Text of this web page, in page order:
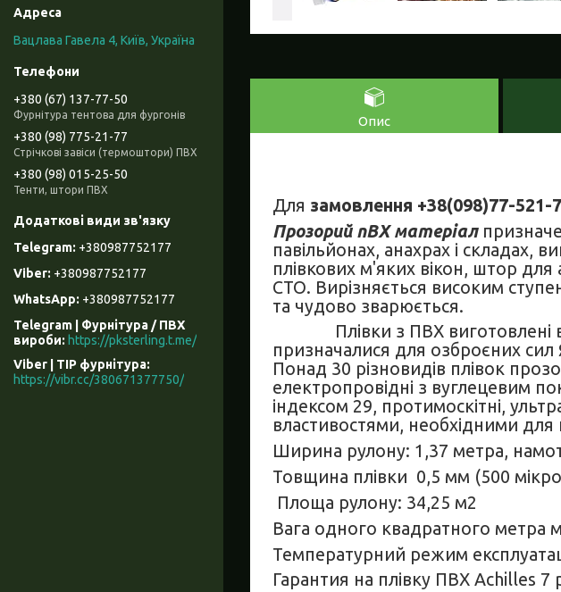
Опис
Для замовлення +38(098)77-521-
Прозорий пВХ матеріал
павільйонах, анахрах і складах,
плівкових м'яких вікон, штор
СТО. Вирізняється високим
та чудово зварюється.
Плівки з ПВХ виготовлені в
призначалися для озброєних сил
Понад 30 різновидів плівок
електропровідні з вуглецевим
індексом 29, протимоскітні,
властивостями, необхідними
Ширина рулону: 1,37 метра,
Товщина плівки 0,5 мм (500
Площа рулону: 34,25 м2
Вага одного квадратного метра
Температурний режим
Гарантия на плівку ПВХ Achilles 7
Вацлава Гавела 4, Київ, Україна
+380 (67) 137-77-50
Фурнітура тентова для фургонів
+380 (98) 775-21-77
Стрічкові завіси (термоштори) ПВХ
+380 (98) 015-25-50
Тенти, штори ПВХ
+380987752177
+380987752177
+380987752177
Telegram | Фурнітура / ПВХ
вироби
https://pksterling.t.me/
Viber | ТІР фурнітура
https://vibr.cc/380671377750/